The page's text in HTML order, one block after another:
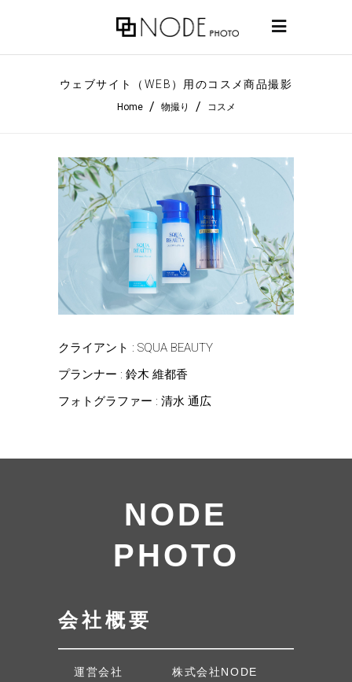
ウェブサイト（WEB）用のコスメ商品撮影
Home/ 物撮り / コスメ
クライアント : SQUA BEAUTY
プランナー : 鈴木 維都香
フォトグラファー : 清水 通広
NODE
PHOTO
会社概要
運営会社 株式会社NODE